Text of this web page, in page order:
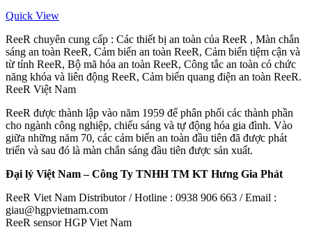
Quick View
ReeR chuyên cung cấp : Các thiết bị an toàn của ReeR , Màn chắn
sáng an toàn ReeR, Cảm biến an toàn ReeR, Cảm biến tiệm cận và
từ tính ReeR, Bộ mã hóa an toàn ReeR, Công tắc an toàn có chức
năng khóa và liên động ReeR, Cảm biến quang điện an toàn ReeR.
ReeR Việt Nam
ReeR được thành lập vào năm 1959 để phân phối các thành phần
cho ngành công nghiệp, chiếu sáng và tự động hóa gia đình. Vào
giữa những năm 70, các cảm biến an toàn đầu tiên đã được phát
triển và sau đó là màn chắn sáng đầu tiên được sản xuất.
Đại lý Việt Nam – Công Ty TNHH TM KT Hưng Gia Phát
ReeR Viet Nam Distributor / Hotline : 0938 906 663 / Email :
giau@hgpvietnam.com
ReeR sensor HGP Viet Nam